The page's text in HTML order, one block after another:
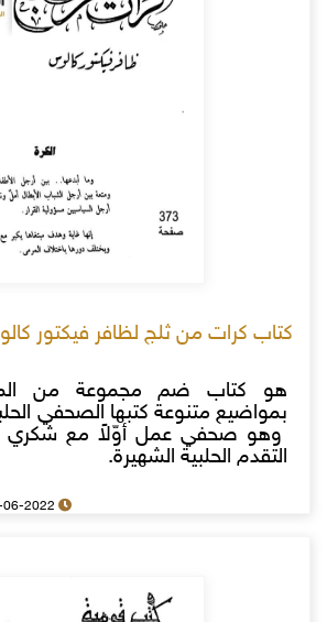
كتاب كرات من ثلج لظافر فيكتور
هو كتاب ضم مجموعة من
بمواضيع متنوعة كتبها الصحفي
وهو صحفي عمل أوّلاً مع شكري
التقدم الحلبية الشهيرة.
14-06-2022